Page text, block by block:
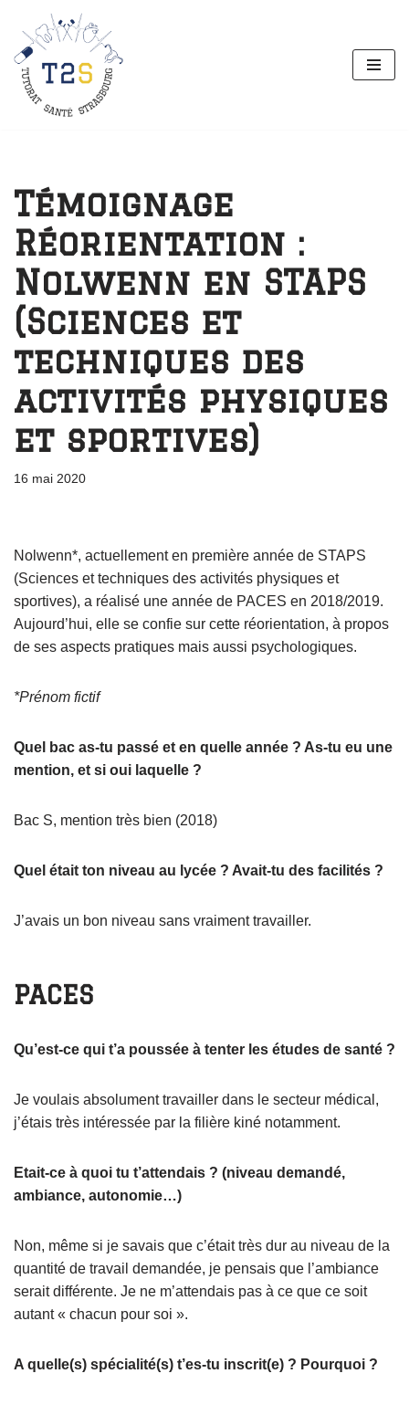
Aller
au
contenu
Témoignage
Réorientation :
Nolwenn en STAPS
(Sciences et
techniques des
activités physiques
et sportives)
16 mai 2020
Nolwenn*, actuellement en première année de STAPS
(Sciences et techniques des activités physiques et
sportives), a réalisé une année de PACES en 2018/2019.
Aujourd’hui, elle se confie sur cette réorientation, à propos
de ses aspects pratiques mais aussi psychologiques.
*Prénom fictif
Quel bac as-tu passé et en quelle année ? As-tu eu une
mention, et si oui laquelle ?
Bac S, mention très bien (2018)
Quel était ton niveau au lycée ? Avait-tu des facilités ?
J’avais un bon niveau sans vraiment travailler.
PACES
Qu’est-ce qui t’a poussée à tenter les études de santé ?
Je voulais absolument travailler dans le secteur médical,
j’étais très intéressée par la filière kiné notamment.
Etait-ce à quoi tu t’attendais ? (niveau demandé,
ambiance, autonomie…)
Non, même si je savais que c’était très dur au niveau de la
quantité de travail demandée, je pensais que l’ambiance
serait différente. Je ne m’attendais pas à ce que ce soit
autant « chacun pour soi ».
A quelle(s) spécialité(s) t’es-tu inscrit(e) ? Pourquoi ?